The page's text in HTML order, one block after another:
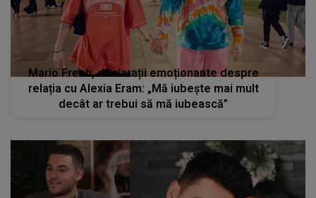
Mario Fresh, declarații emoționante despre
relația cu Alexia Eram: „Mă iubește mai mult
decât ar trebui să mă iubească”